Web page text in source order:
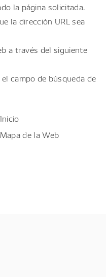
la página solicitada.
la dirección URL sea
a través del siguiente
campo de búsqueda de
de la Web